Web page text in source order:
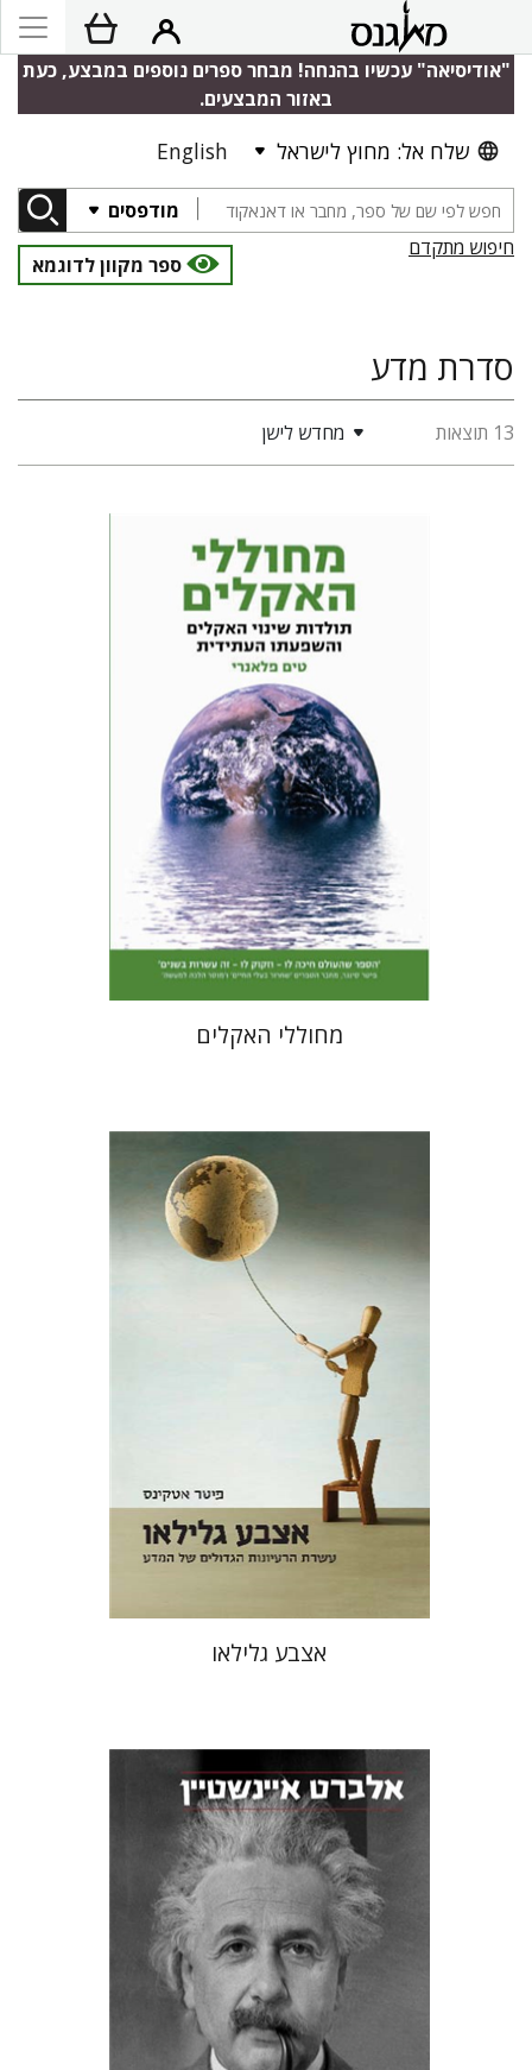
"אודיסיאה" עכשיו בהנחה! מבחר ספרים נוספים במבצע, כעת
באזור המבצעים.
שלח אל: מחוץ לישראל English
מודפסים
חיפוש מתקדם
ספר מקוון לדוגמא
סדרת מדע
13 תוצאות מחדש לישן
טים פלנרי
יששכר אונא
הנחת אתר ספר מודפס
$31
$28
מחוללי האקלים
יששכר אונא
יכין אונא
אצבע גלילאו
אלברט איינשטיין
יששכר אונא
דוד זינגר
יכין אונא